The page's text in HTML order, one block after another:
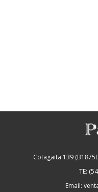
Cotagaita 139
TE:
Email: